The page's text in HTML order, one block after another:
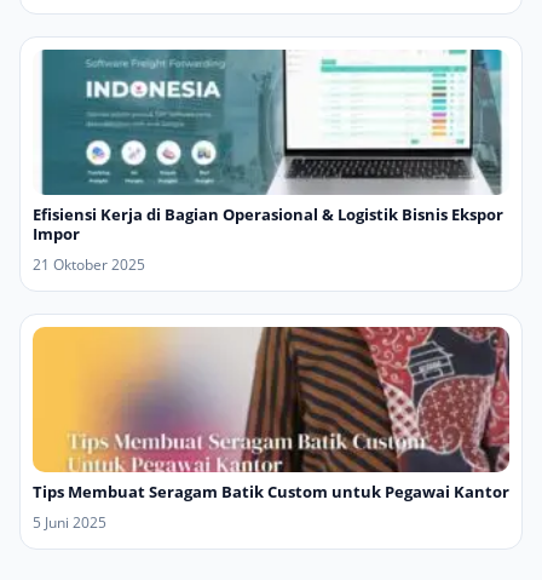
Efisiensi Kerja di Bagian Operasional & Logistik Bisnis Ekspor
Impor
21 Oktober 2025
Tips Membuat Seragam Batik Custom untuk Pegawai Kantor
5 Juni 2025